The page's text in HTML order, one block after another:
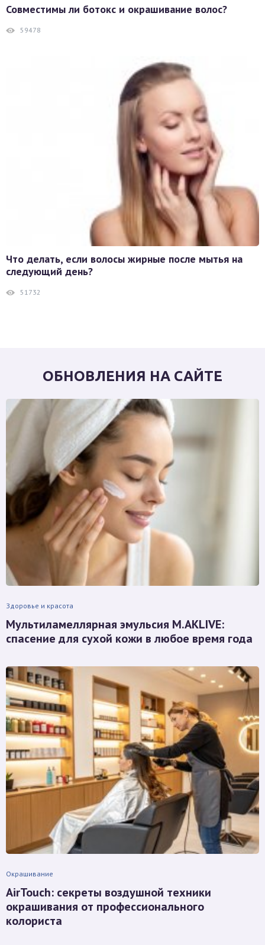
Совместимы ли ботокс и окрашивание волос?
59478
Что делать, если волосы жирные после мытья на
следующий день?
51732
ОБНОВЛЕНИЯ НА САЙТЕ
Здоровье и красота
Мультиламеллярная эмульсия M.AKLIVE:
спасение для сухой кожи в любое время года
Окрашивание
AirTouch: секреты воздушной техники
окрашивания от профессионального
колориста